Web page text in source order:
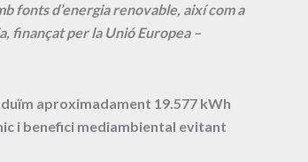
fonts d’energia renovable, així com a
finançat per la Unió Europea –
aproximadament 19.577 kWh
i benefici mediambiental evitant